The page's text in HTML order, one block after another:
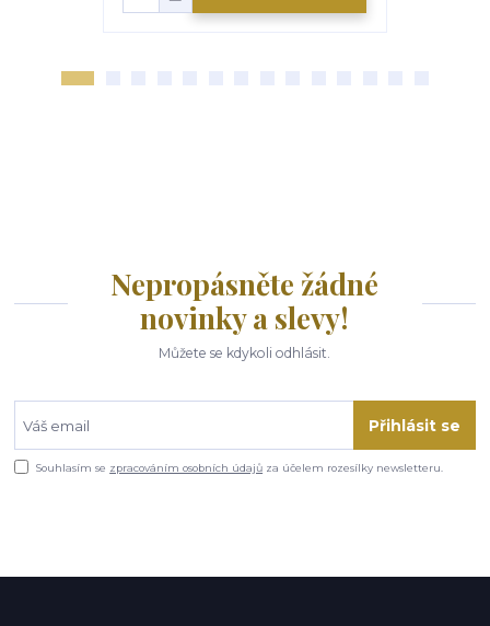
Nepropásněte žádné
novinky a slevy!
Můžete se kdykoli odhlásit.
Přihlásit se
Souhlasím se zpracováním osobních údajů za účelem rozesílky newsletteru.